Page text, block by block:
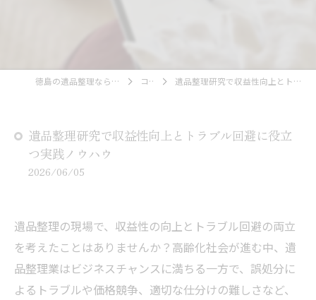
徳島の遺品整理なら古美術・古道具 なかや コラム 遺品整理研究で収益性向上とトラブル回避に役立つ実践ノウハウ
遺品整理研究で収益性向上とトラブル回避に役立
つ実践ノウハウ
2026/06/05
遺品整理の現場で、収益性の向上とトラブル回避の両立
を考えたことはありませんか？高齢化社会が進む中、遺
品整理業はビジネスチャンスに満ちる一方で、誤処分に
よるトラブルや価格競争、適切な仕分けの難しさなど、